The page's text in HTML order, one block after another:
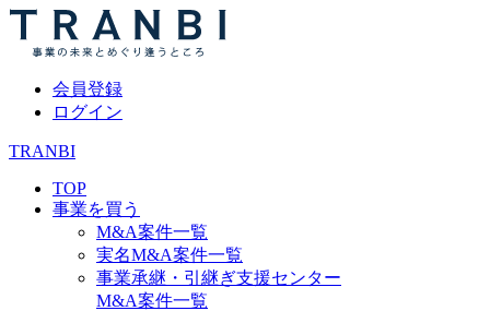
会員登録
ログイン
TRANBI
TOP
事業を買う
M&A案件一覧
実名M&A案件一覧
事業承継・引継ぎ支援センター
M&A案件一覧